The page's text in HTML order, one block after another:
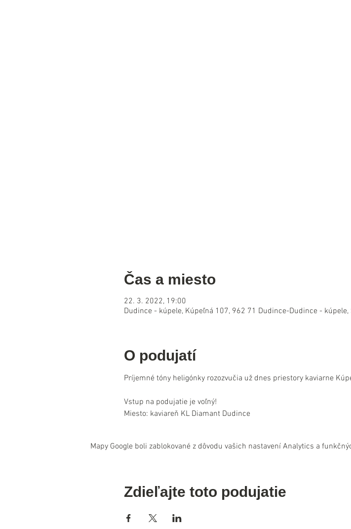
Čas a miesto
22. 3. 2022, 19:00
Dudince - kúpele, Kúpeľná 107, 962 71 Dudince-Dudince - kúpele,
O podujatí
Príjemné tóny heligónky rozozvučia už dnes priestory kaviarne
Vstup na podujatie je voľný!
Miesto: kaviareň KL Diamant Dudince
Mapy Google boli zablokované z dôvodu vašich nastavení Analytics a
Zdieľajte toto podujatie